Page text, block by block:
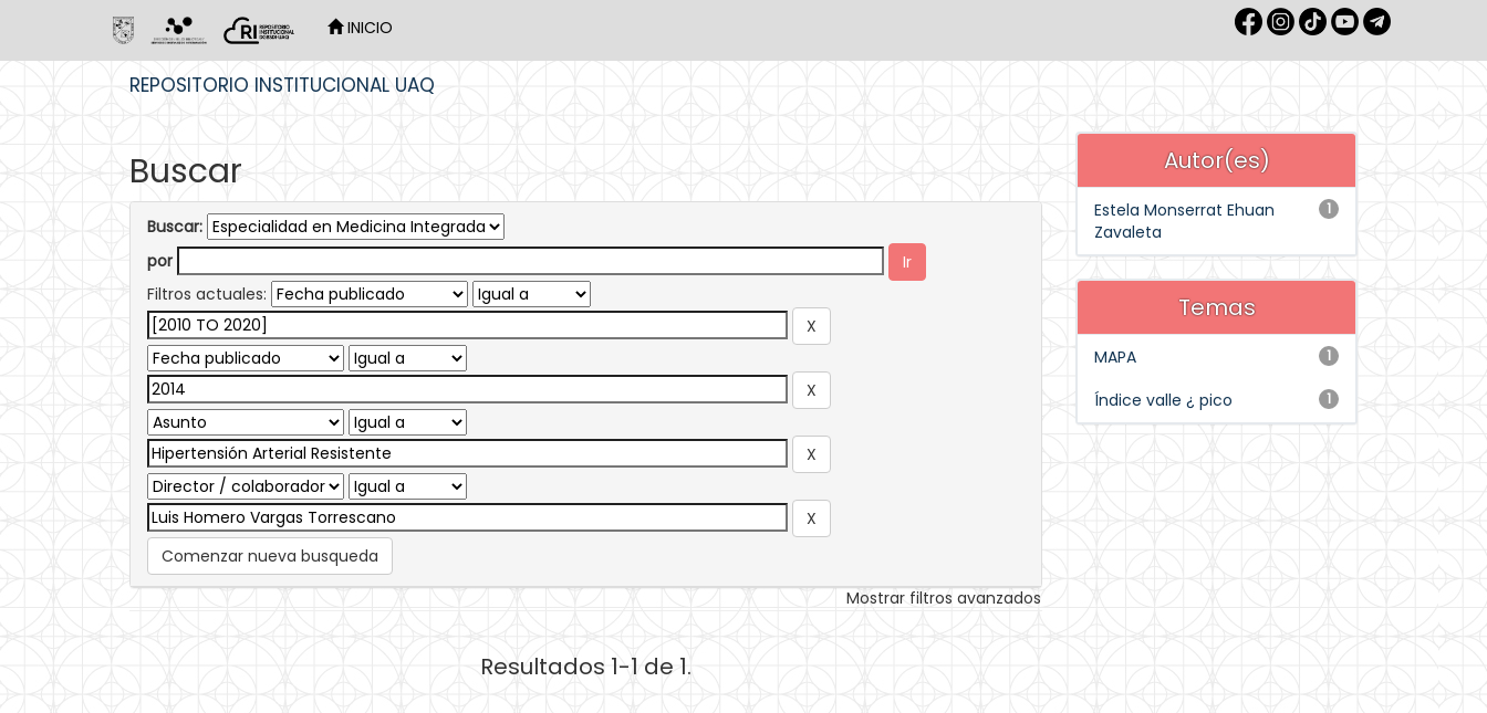
INICIO
REPOSITORIO INSTITUCIONAL UAQ
Buscar
Buscar:
por
Filtros actuales:
Comenzar nueva busqueda
Mostrar filtros avanzados
Resultados 1-1 de 1.
Autor(es)
1
Estela Monserrat Ehuan
Zavaleta
Temas
1
MAPA
1
Índice valle ¿ pico